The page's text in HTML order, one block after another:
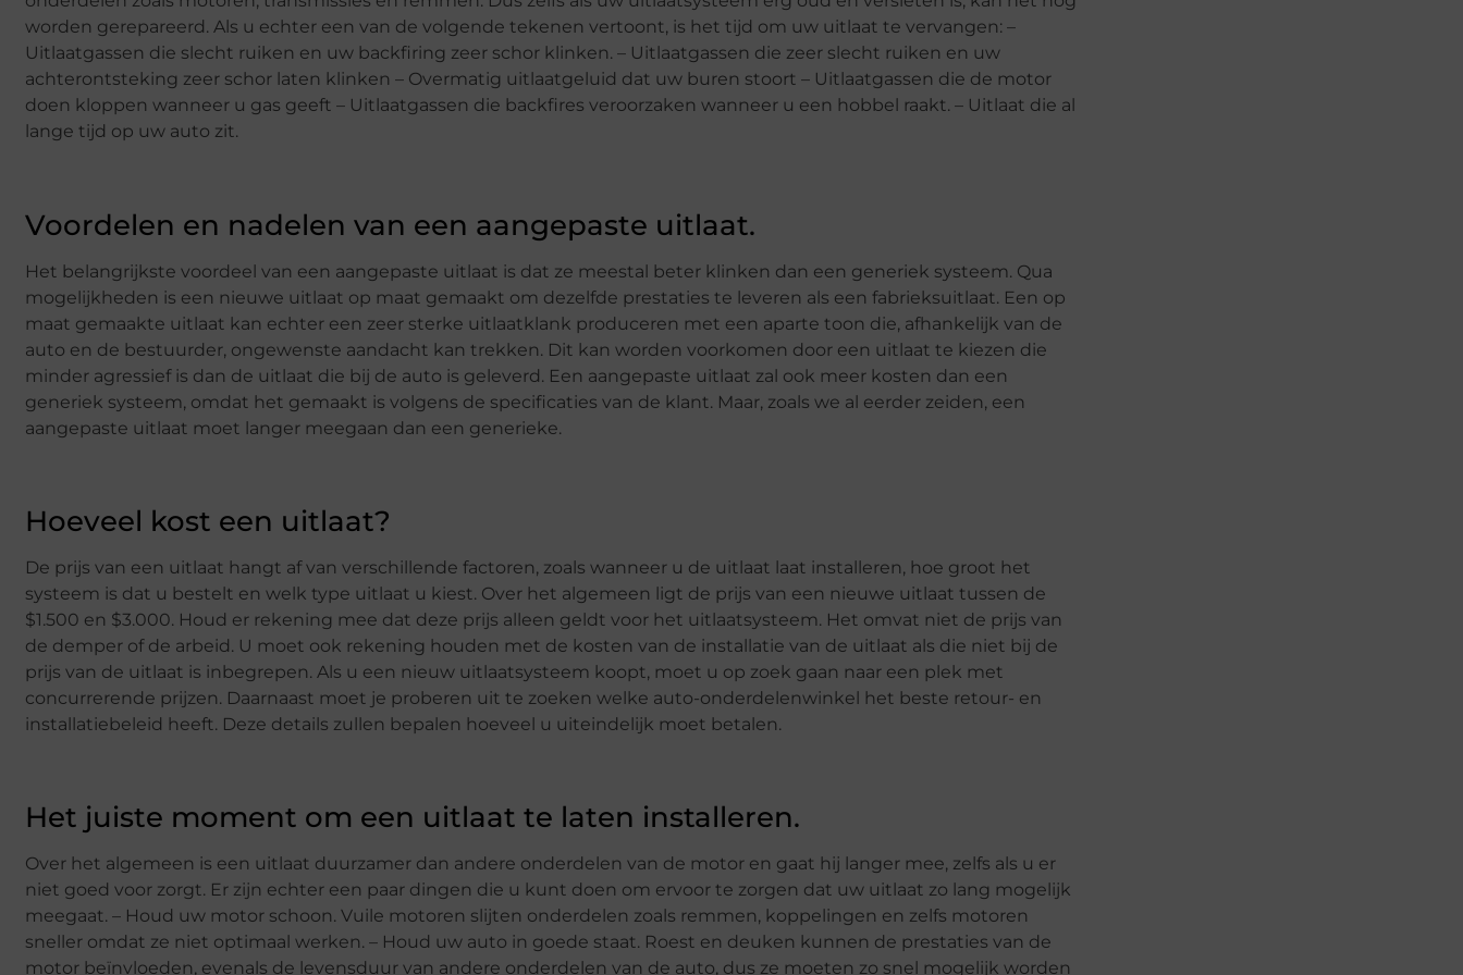
worden gerepareerd. Als u echter een van de volgende tekenen vertoont, is het tijd om uw uitlaat te vervangen: –
Uitlaatgassen die slecht ruiken en uw backfiring zeer schor klinken. – Uitlaatgassen die zeer slecht ruiken en uw
achterontsteking zeer schor laten klinken – Overmatig uitlaatgeluid dat uw buren stoort – Uitlaatgassen die de motor
doen kloppen wanneer u gas geeft – Uitlaatgassen die backfires veroorzaken wanneer u een hobbel raakt. – Uitlaat die al
lange tijd op uw auto zit.
Voordelen en nadelen van een aangepaste uitlaat.
Het belangrijkste voordeel van een aangepaste uitlaat is dat ze meestal beter klinken dan een generiek systeem. Qua
mogelijkheden is een nieuwe uitlaat op maat gemaakt om dezelfde prestaties te leveren als een fabrieksuitlaat. Een op
maat gemaakte uitlaat kan echter een zeer sterke uitlaatklank produceren met een aparte toon die, afhankelijk van de
auto en de bestuurder, ongewenste aandacht kan trekken. Dit kan worden voorkomen door een uitlaat te kiezen die
minder agressief is dan de uitlaat die bij de auto is geleverd. Een aangepaste uitlaat zal ook meer kosten dan een
generiek systeem, omdat het gemaakt is volgens de specificaties van de klant. Maar, zoals we al eerder zeiden, een
aangepaste uitlaat moet langer meegaan dan een generieke.
Hoeveel kost een uitlaat?
De prijs van een uitlaat hangt af van verschillende factoren, zoals wanneer u de uitlaat laat installeren, hoe groot het
systeem is dat u bestelt en welk type uitlaat u kiest. Over het algemeen ligt de prijs van een nieuwe uitlaat tussen de
$1.500 en $3.000. Houd er rekening mee dat deze prijs alleen geldt voor het uitlaatsysteem. Het omvat niet de prijs van
de demper of de arbeid. U moet ook rekening houden met de kosten van de installatie van de uitlaat als die niet bij de
prijs van de uitlaat is inbegrepen. Als u een nieuw uitlaatsysteem koopt, moet u op zoek gaan naar een plek met
concurrerende prijzen. Daarnaast moet je proberen uit te zoeken welke auto-onderdelenwinkel het beste retour- en
installatiebeleid heeft. Deze details zullen bepalen hoeveel u uiteindelijk moet betalen.
Het juiste moment om een uitlaat te laten installeren.
Over het algemeen is een uitlaat duurzamer dan andere onderdelen van de motor en gaat hij langer mee, zelfs als u er
niet goed voor zorgt. Er zijn echter een paar dingen die u kunt doen om ervoor te zorgen dat uw uitlaat zo lang mogelijk
meegaat. – Houd uw motor schoon. Vuile motoren slijten onderdelen zoals remmen, koppelingen en zelfs motoren
sneller omdat ze niet optimaal werken. – Houd uw auto in goede staat. Roest en deuken kunnen de prestaties van de
motor beïnvloeden, evenals de levensduur van andere onderdelen van de auto, dus ze moeten zo snel mogelijk worden